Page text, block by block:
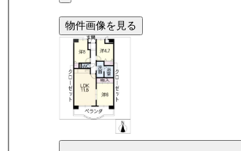
物件画像を見る